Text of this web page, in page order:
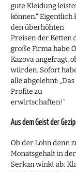
gute Kleidung
können.“
den überhöhten
Preisen der Ketten
große Firma habe
Kazova angefragt,
würden. Sofort
alle abgelehnt:
Profite zu
erwirtschaften!“
Aus dem Geist der
Ob der Lohn denn
Monatsgehalt in
Serkan winkt ab: